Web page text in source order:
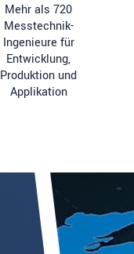
Mehr als 720
Messtechnik-
Ingenieure für
Entwicklung,
Produktion und
Applikation